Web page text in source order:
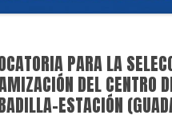
PARA LA
DEL CENTRO
ESTACIÓN